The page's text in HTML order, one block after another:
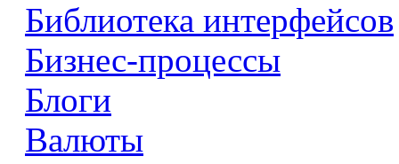
Библиотека интерфейсов
Бизнес-процессы
Блоги
Валюты